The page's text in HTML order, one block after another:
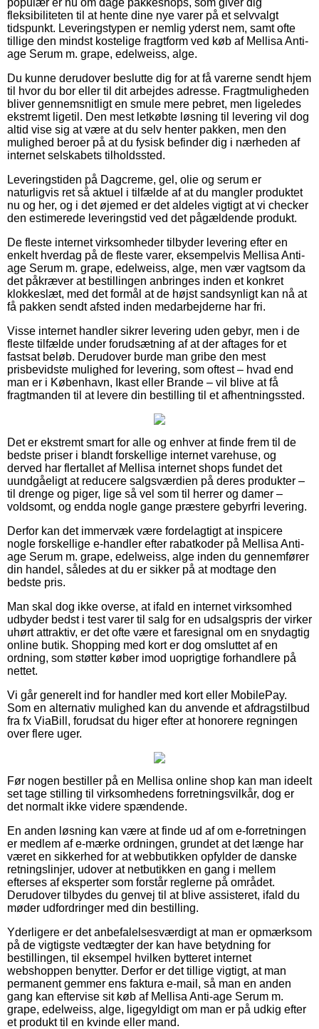
fleksibiliteten til at hente dine nye varer på et selvvalgt
tidspunkt. Leveringstypen er nemlig yderst nem, samt ofte
tillige den mindst kostelige fragtform ved køb af Mellisa Anti-
age Serum m. grape, edelweiss, alge.
Du kunne derudover beslutte dig for at få varerne sendt hjem
til hvor du bor eller til dit arbejdes adresse. Fragtmuligheden
bliver gennemsnitligt en smule mere pebret, men ligeledes
ekstremt ligetil. Den mest letkøbte løsning til levering vil dog
altid vise sig at være at du selv henter pakken, men den
mulighed beroer på at du fysisk befinder dig i nærheden af
internet selskabets tilholdssted.
Leveringstiden på Dagcreme, gel, olie og serum er
naturligvis ret så aktuel i tilfælde af at du mangler produktet
nu og her, og i det øjemed er det aldeles vigtigt at vi checker
den estimerede leveringstid ved det pågældende produkt.
De fleste internet virksomheder tilbyder levering efter en
enkelt hverdag på de fleste varer, eksempelvis Mellisa Anti-
age Serum m. grape, edelweiss, alge, men vær vagtsom da
det påkræver at bestillingen anbringes inden et konkret
klokkeslæt, med det formål at de højst sandsynligt kan nå at
få pakken sendt afsted inden medarbejderne har fri.
Visse internet handler sikrer levering uden gebyr, men i de
fleste tilfælde under forudsætning af at der aftages for et
fastsat beløb. Derudover burde man gribe den mest
prisbevidste mulighed for levering, som oftest – hvad end
man er i København, Ikast eller Brande – vil blive at få
fragtmanden til at levere din bestilling til et afhentningssted.
Det er ekstremt smart for alle og enhver at finde frem til de
bedste priser i blandt forskellige internet varehuse, og
derved har flertallet af Mellisa internet shops fundet det
uundgåeligt at reducere salgsværdien på deres produkter –
til drenge og piger, lige så vel som til herrer og damer –
voldsomt, og endda nogle gange præstere gebyrfri levering.
Derfor kan det immervæk være fordelagtigt at inspicere
nogle forskellige e-handler efter rabatkoder på Mellisa Anti-
age Serum m. grape, edelweiss, alge inden du gennemfører
din handel, således at du er sikker på at modtage den
bedste pris.
Man skal dog ikke overse, at ifald en internet virksomhed
udbyder bedst i test varer til salg for en udsalgspris der virker
uhørt attraktiv, er det ofte være et faresignal om en snydagtig
online butik. Shopping med kort er dog omsluttet af en
ordning, som støtter køber imod uoprigtige forhandlere på
nettet.
Vi går generelt ind for handler med kort eller MobilePay.
Som en alternativ mulighed kan du anvende et afdragstilbud
fra fx ViaBill, forudsat du higer efter at honorere regningen
over flere uger.
Før nogen bestiller på en Mellisa online shop kan man ideelt
set tage stilling til virksomhedens forretningsvilkår, dog er
det normalt ikke videre spændende.
En anden løsning kan være at finde ud af om e-forretningen
er medlem af e-mærke ordningen, grundet at det længe har
været en sikkerhed for at webbutikken opfylder de danske
retningslinjer, udover at netbutikken en gang i mellem
efterses af eksperter som forstår reglerne på området.
Derudover tilbydes du genvej til at blive assisteret, ifald du
møder udfordringer med din bestilling.
Yderligere er det anbefalelsesværdigt at man er opmærksom
på de vigtigste vedtægter der kan have betydning for
bestillingen, til eksempel hvilken bytteret internet
webshoppen benytter. Derfor er det tillige vigtigt, at man
permanent gemmer ens faktura e-mail, så man en anden
gang kan eftervise sit køb af Mellisa Anti-age Serum m.
grape, edelweiss, alge, ligegyldigt om man er på udkig efter
et produkt til en kvinde eller mand.